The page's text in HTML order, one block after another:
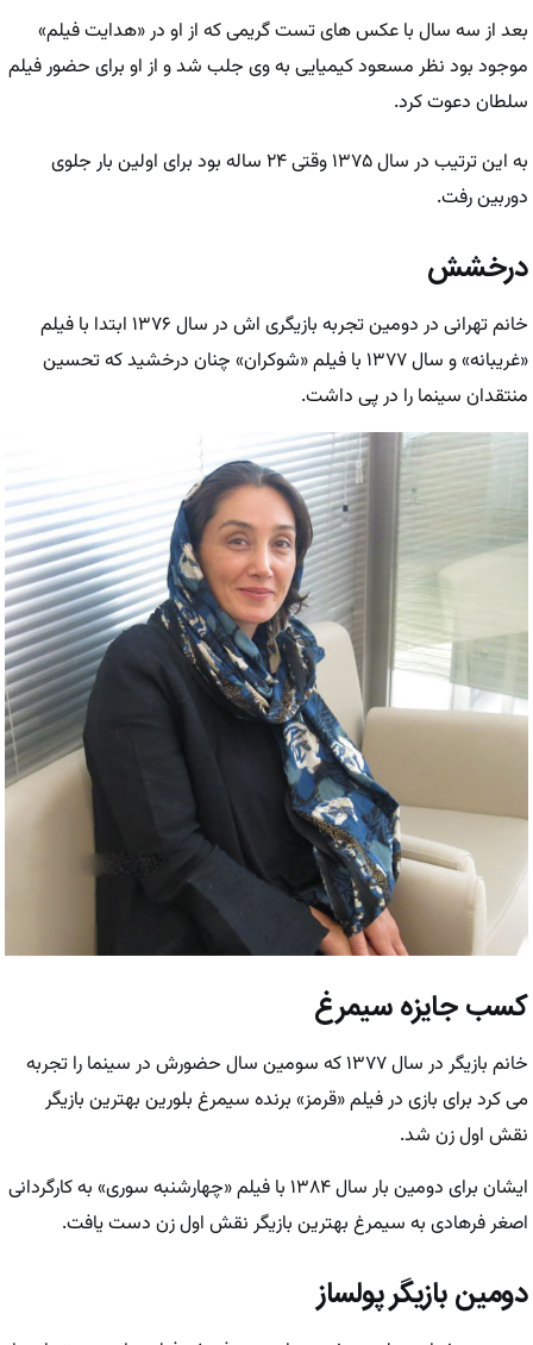
بعد از سه سال با عکس های تست گریمی که از او در «هدایت فیلم»
موجود بود نظر مسعود کیمیایی به وی جلب شد و از او برای حضور فیلم
سلطان دعوت کرد.
به این ترتیب در سال ۱۳۷۵ وقتی ۲۴ ساله بود برای اولین بار جلوی
دوربین رفت.
درخشش
خانم تهرانی در دومین تجربه بازیگری اش در سال ۱۳۷۶ ابتدا با فیلم
«غریبانه» و سال ۱۳۷۷ با فیلم «شوکران» چنان درخشید که تحسین
منتقدان سینما را در پی داشت.
کسب جایزه سیمرغ
خانم بازیگر در سال ۱۳۷۷ که سومین سال حضورش در سینما را تجربه
می کرد برای بازی در فیلم «قرمز» برنده سیمرغ بلورین بهترین بازیگر
نقش اول زن شد.
ایشان برای دومین بار سال ۱۳۸۴ با فیلم «چهارشنبه سوری» به کارگردانی
اصغر فرهادی به سیمرغ بهترین بازیگر نقش اول زن دست یافت.
دومین بازیگر پولساز